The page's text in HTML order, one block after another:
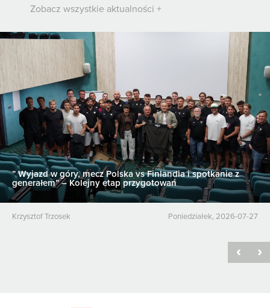
Zobacz wszystkie aktualności +
” Wyjazd w góry, mecz Polska vs Finlandia i spotkanie z
generałem” – Kolejny etap przygotowań
Krzysztof Trzosek poniedziałek, 2026-07-27